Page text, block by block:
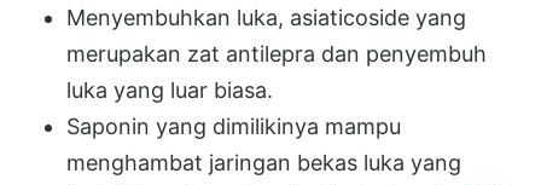
Menyembuhkan luka, asiaticoside yang
merupakan zat antilepra dan penyembuh
luka yang luar biasa.
Saponin yang dimilikinya mampu
menghambat jaringan bekas luka yang